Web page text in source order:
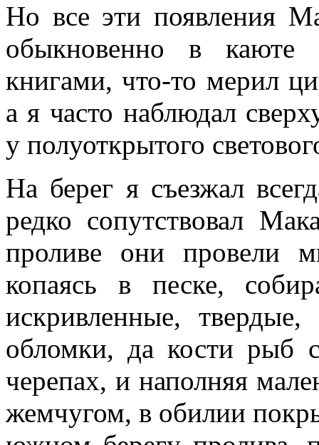
Но все эти появления
обыкновенно в каюте
книгами, что-то мерил
а я часто наблюдал
у полуоткры­того
На берег я съезжал
редко сопутствовал
проливе они провели
копаясь в песке,
искривленные, твер­дые,
обломки, да кости рыб
чере­пах, и наполняя
жемчугом, в обилии